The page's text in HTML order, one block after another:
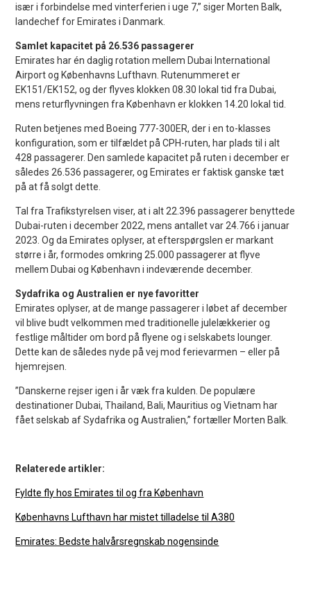
især i forbindelse med vinterferien i uge 7,” siger Morten Balk,
landechef for Emirates i Danmark.
Samlet kapacitet på 26.536 passagerer
Emirates har én daglig rotation mellem Dubai International
Airport og Københavns Lufthavn. Rutenummeret er
EK151/EK152, og der flyves klokken 08.30 lokal tid fra Dubai,
mens returflyvningen fra København er klokken 14.20 lokal tid.
Ruten betjenes med Boeing 777-300ER, der i en to-klasses
konfiguration, som er tilfældet på CPH-ruten, har plads til i alt
428 passagerer. Den samlede kapacitet på ruten i december er
således 26.536 passagerer, og Emirates er faktisk ganske tæt
på at få solgt dette.
Tal fra Trafikstyrelsen viser, at i alt 22.396 passagerer benyttede
Dubai-ruten i december 2022, mens antallet var 24.766 i januar
2023. Og da Emirates oplyser, at efterspørgslen er markant
større i år, formodes omkring 25.000 passagerer at flyve
mellem Dubai og København i indeværende december.
Sydafrika og Australien er nye favoritter
Emirates oplyser, at de mange passagerer i løbet af december
vil blive budt velkommen med traditionelle julelækkerier og
festlige måltider om bord på flyene og i selskabets lounger.
Dette kan de således nyde på vej mod ferievarmen – eller på
hjemrejsen.
”Danskerne rejser igen i år væk fra kulden. De populære
destinationer Dubai, Thailand, Bali, Mauritius og Vietnam har
fået selskab af Sydafrika og Australien,” fortæller Morten Balk.
Relaterede artikler:
Fyldte fly hos Emirates til og fra København
Københavns Lufthavn har mistet tilladelse til A380
Emirates: Bedste halvårsregnskab nogensinde